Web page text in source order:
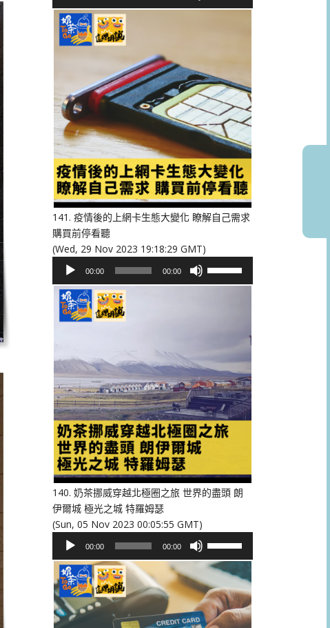
播
放
鍵
以
提
高
或
降
低
音
量。
141. 疫情後的上網卡生態大變化 瞭解自己需求
購買前停看聽
(Wed, 29 Nov 2023 19:18:29 GMT)
播
放
00:00 00:00
以
提
高
或
降
量。
140. 奶茶挪威穿越北極圈之旅 世界的盡頭 朗
伊爾城 極光之城 特羅姆瑟
(Sun, 05 Nov 2023 00:05:55 GMT)
播
放
器
00:00 00:00
向
上/
向
下